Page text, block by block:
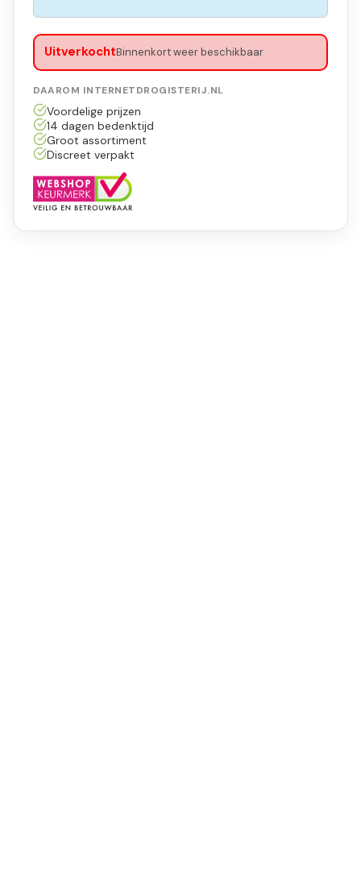
UitverkochtBinnenkort weer beschikbaar
DAAROM INTERNETDROGISTERIJ.NL
Voordelige prijzen
14 dagen bedenktijd
Groot assortiment
Discreet verpakt